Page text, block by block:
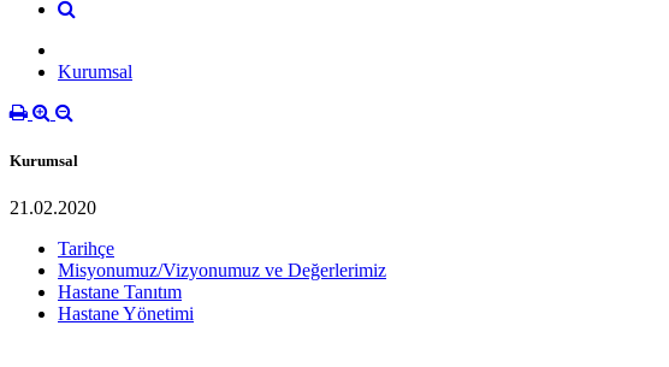
Kurumsal
Kurumsal
21.02.2020
Tarihçe
Misyonumuz/Vizyonumuz ve Değerlerimiz
Hastane Tanıtım
Hastane Yönetimi